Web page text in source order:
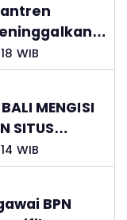
Mantan
WIB
MENGISI
SITUS
WIB
BPN